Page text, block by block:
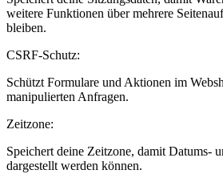
weitere Funktionen über mehrere
bleiben.
CSRF-Schutz:
Schützt Formulare und Aktionen im
manipulierten Anfragen.
Zeitzone:
Speichert deine Zeitzone, damit Datums-
dargestellt werden können.